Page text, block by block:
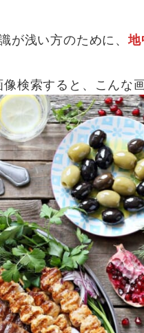
が浅い方のために、
検索すると、こんな